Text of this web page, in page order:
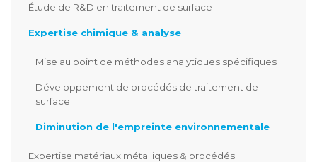
Étude de R&D en traitement de surface
Expertise chimique & analyse
Mise au point de méthodes analytiques spécifiques
Développement de procédés de traitement de
surface
Diminution de l'empreinte environnementale
Expertise matériaux métalliques & procédés